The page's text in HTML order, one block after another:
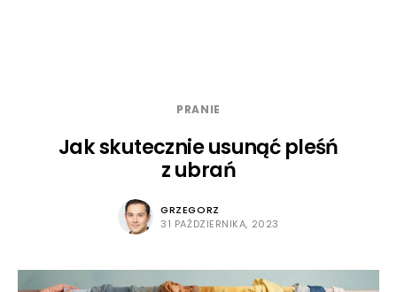
PRANIE
Jak skutecznie usunąć pleśń
z ubrań
GRZEGORZ
31 PAŹDZIERNIKA, 2023